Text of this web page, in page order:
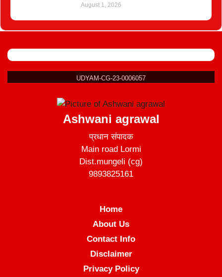
August 1, 2026
UDYAM-CG-23-0006057
Ashwani agrawal
प्रधान संपादक
Main road Lormi
Dist.mungeli (cg)
9893825161
Home
About Us
Contact Info
Disclaimer
Privacy Policy